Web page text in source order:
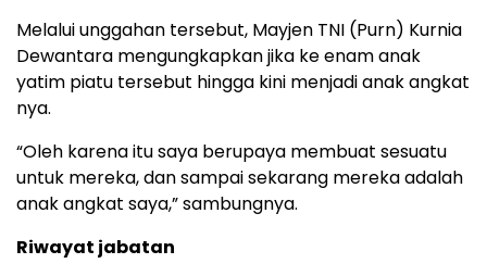
Melalui unggahan tersebut, Mayjen TNI (Purn) Kurnia
Dewantara mengungkapkan jika ke enam anak
yatim piatu tersebut hingga kini menjadi anak angkat
nya.
“Oleh karena itu saya berupaya membuat sesuatu
untuk mereka, dan sampai sekarang mereka adalah
anak angkat saya,” sambungnya.
Riwayat jabatan